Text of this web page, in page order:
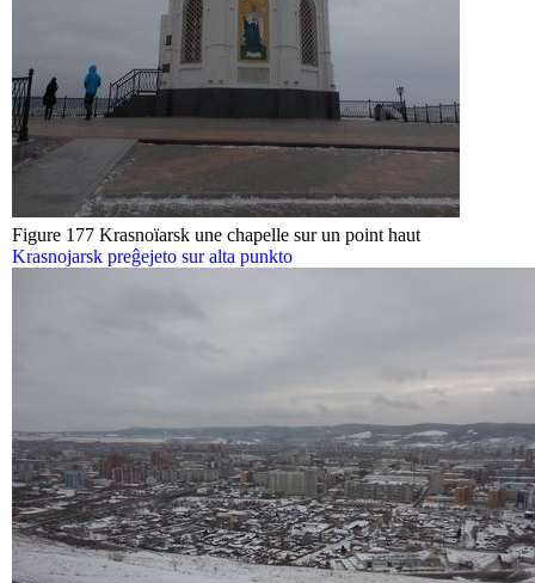
Figure 177 Krasnoïarsk une chapelle sur un point haut
Krasnojarsk preĝejeto sur alta punkto